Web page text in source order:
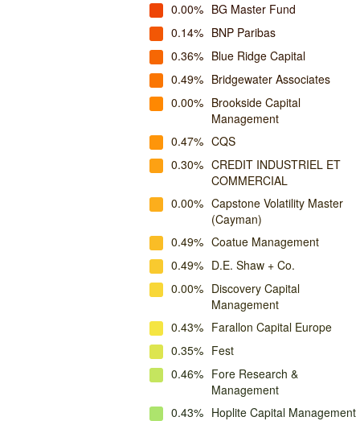
0.00% BG Master Fund
0.14% BNP Paribas
0.36% Blue Ridge Capital
0.49% Bridgewater Associates
0.00% Brookside Capital
Management
0.47% CQS
0.30% CREDIT INDUSTRIEL ET
COMMERCIAL
0.00% Capstone Volatility Master
(Cayman)
0.49% Coatue Management
0.49% D.E. Shaw + Co.
0.00% Discovery Capital
Management
0.43% Farallon Capital Europe
0.35% Fest
0.46% Fore Research &
Management
0.43% Hoplite Capital Management